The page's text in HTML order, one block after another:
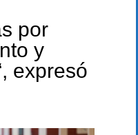
por
y
expresó